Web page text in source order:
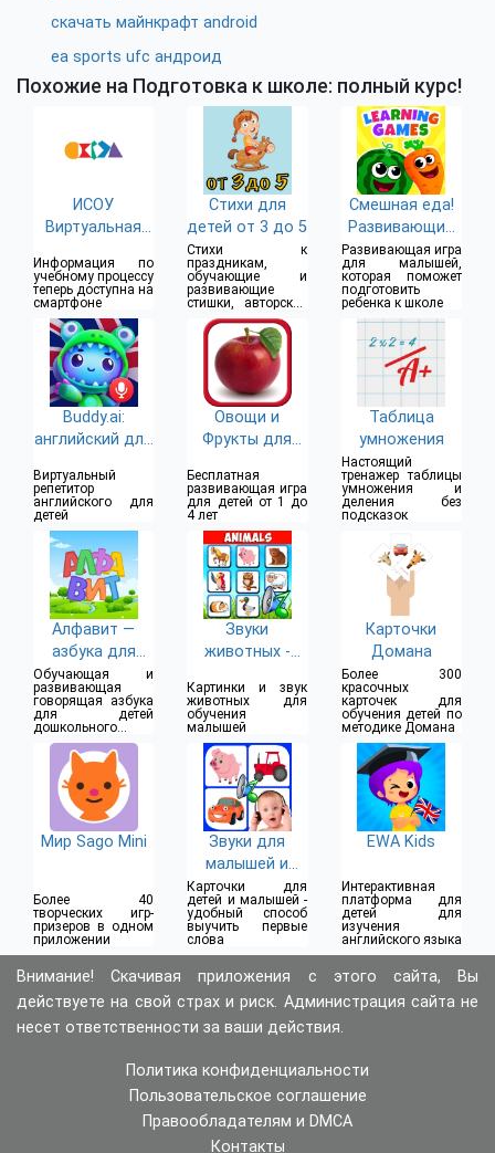
скачать майнкрафт android
ea sports ufc андроид
Похожие на Подготовка к школе: полный курс!
ИСОУ
Виртуальная
Информация по
учебному процессу
теперь доступна на
смартфоне
Стихи для
детей от 3 до 5
Стихи к
праздникам,
обучающие и
развивающие
стишки, авторские
и тематические
стихотворения для
детей
Смешная еда!
Развивающие
игры для детей
3 лет игра
Развивающая игра
для малышей,
которая поможет
подготовить
ребенка к школе
Buddy.ai:
английский для
Виртуальный
репетитор
английского для
детей
Овощи и
Фрукты для
Бесплатная
развивающая игра
для детей от 1 до
4 лет
Таблица
умножения
Настоящий
тренажер таблицы
умножения и
деления без
подсказок
Алфавит —
азбука для
детей
Обучающая и
развивающая
говорящая азбука
для детей
дошкольного
возраста
Звуки
животных -
Картинки и звук
животных для
обучения
малышей
Карточки
Домана
Более 300
красочных
карточек для
обучения детей по
методике Домана
Мир Sago Mini
Более 40
творческих игр-
призеров в одном
приложении
Звуки для
малышей и
детей
Карточки для
детей и малышей -
удобный способ
выучить первые
слова
EWA Kids
Интерактивная
платформа для
детей для
изучения
английского языка
Внимание! Скачивая приложения с этого сайта, Вы
действуете на свой страх и риск. Администрация сайта не
несет ответственности за ваши действия.
Политика конфиденциальности
Пользовательское соглашение
Правообладателям и DMCA
Контакты